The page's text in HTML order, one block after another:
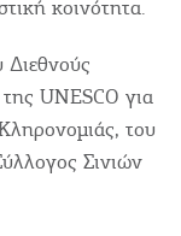
κοινότητα.
Διεθνούς
UNESCO για
του
Σινιών